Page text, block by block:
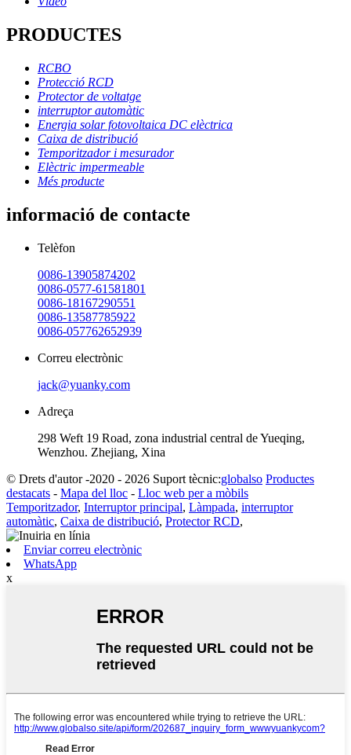
PRODUCTES
RCBO
Protecció RCD
Protector de voltatge
interruptor automàtic
Energia solar fotovoltaica DC elèctrica
Caixa de distribució
Temporitzador i mesurador
Elèctric impermeable
Més producte
informació de contacte
Telèfon
0086-13905874202
0086-0577-61581801
0086-18167290551
0086-13587785922
0086-057762652939
Correu electrònic
jack@yuanky.com
Adreça
298 Weft 19 Road, zona industrial central de Yueqing,
Wenzhou. Zhejiang, Xina
© Drets d'autor -2020 - 2026 Suport tècnic:globalso Productes
destacats - Mapa del lloc - Lloc web per a mòbils
Temporitzador, Interruptor principal, Làmpada, interruptor
automàtic, Caixa de distribució, Protector RCD,
Enviar correu electrònic
WhatsApp
x